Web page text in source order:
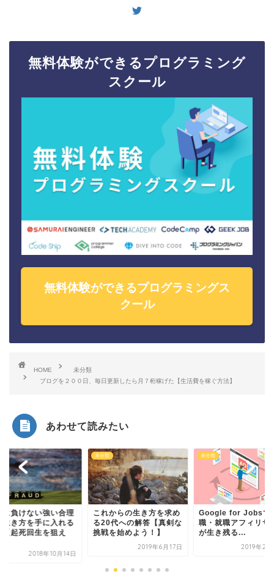
無料体験ができるプログラミング
スクール
無料体験ができるプログラミングス
クール
HOME
未分類
ブログを２００日、毎日更新したら月７桁稼げた【生活費を稼ぐ方法】
あわせて読みたい
に負けない強い合理
生き方を手に入れる
【起死回生を狙え
2018年10月14日
未分類
これからの生き方を求め
る20代への解答【真剣な
挑戦を始めよう！】
2019年6月17日
未分類
Google for Jobsで
職・就職アフィリサ
が生き残る...
2019年2